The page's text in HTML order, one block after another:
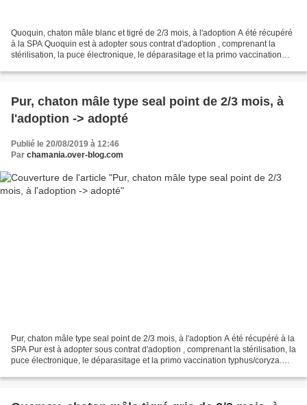
Quoquin, chaton mâle blanc et tigré de 2/3 mois, à l'adoption A été récupéré
à la SPA Quoquin est à adopter sous contrat d'adoption , comprenant la
stérilisation, la puce électronique, le déparasitage et la primo vaccination
Pur, chaton mâle type seal point de 2/3 mois, à
l'adoption -> adopté
Publié le 20/08/2019 à 12:46
Par chamania.over-blog.com
Pur, chaton mâle type seal point de 2/3 mois, à l'adoption A été récupéré à la
SPA Pur est à adopter sous contrat d'adoption , comprenant la stérilisation, la
puce électronique, le déparasitage et la primo vaccination typhus/coryza.